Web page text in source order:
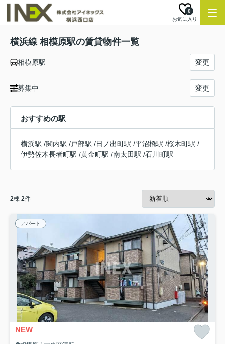
お気に入り
0
横浜線 相模原駅の賃貸物件一覧
相模原駅 変更
募集中 変更
おすすめの駅
横浜駅 /関内駅 /戸部駅 /日ノ出町駅 /平沼橋駅 /桜木町駅 /
伊勢佐木長者町駅 /黄金町駅 /南太田駅 /石川町駅
2棟 2件
アパート
NEW